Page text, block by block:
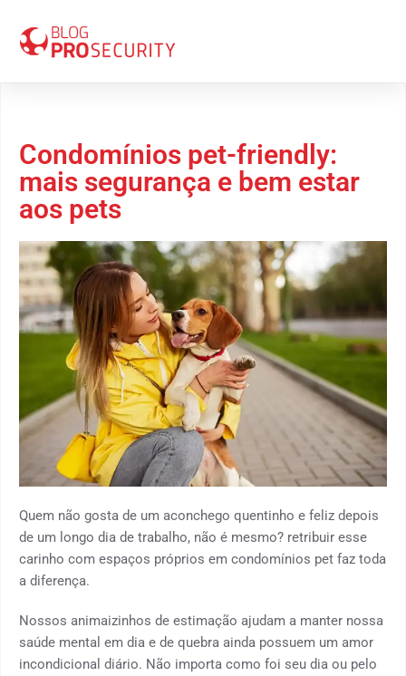
Condomínios pet-friendly:
mais segurança e bem estar
aos pets
Quem não gosta de um aconchego quentinho e feliz depois
de um longo dia de trabalho, não é mesmo? retribuir esse
carinho com espaços próprios em condomínios pet faz toda
a diferença.
Nossos animaizinhos de estimação ajudam a manter nossa
saúde mental em dia e de quebra ainda possuem um amor
incondicional diário. Não importa como foi seu dia ou pelo